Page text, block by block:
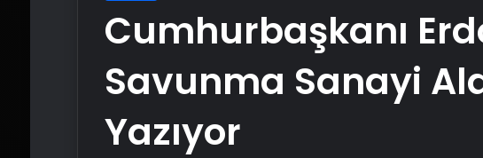
Cumhurbaşkanı
Savunma Sanayi
Yazıyor